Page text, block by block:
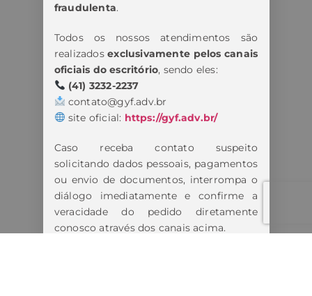
fraudulenta.
Todos os nossos atendimentos são
realizadosexclusivamente pelos canais
oficiais do escritório, sendo eles:
(41) 3232-2237
contato@gyf.adv.br
site oficial: https://gyf.adv.br/
Caso receba contato suspeito
solicitando dados pessoais, pagamentos
ou envio de documentos, interrompa o
diálogo imediatamente e confirme a
veracidade do pedido diretamente
conosco através dos canais acima.